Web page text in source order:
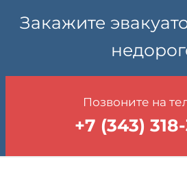
Закажите
Позвоните на
+7 (343)